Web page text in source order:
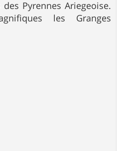
Pyrennes Ariegeoise.
les Granges